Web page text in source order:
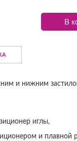
В
и нижним
иглы,
и плавной